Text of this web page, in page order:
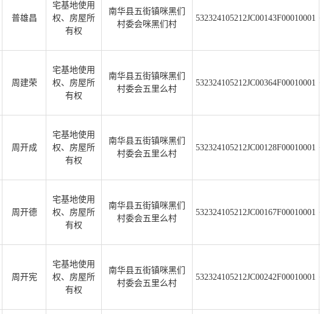
普雄昌
宅基地使用
权、房屋所
有权
南华县五街镇咪黑们
村委会咪黑们村
532324105212JC00143F00010001
周建荣
宅基地使用
权、房屋所
有权
南华县五街镇咪黑们
村委会五里么村
532324105212JC00364F00010001
周开成
宅基地使用
权、房屋所
有权
南华县五街镇咪黑们
村委会五里么村
532324105212JC00128F00010001
周开德
宅基地使用
权、房屋所
有权
南华县五街镇咪黑们
村委会五里么村
532324105212JC00167F00010001
周开宪
宅基地使用
权、房屋所
有权
南华县五街镇咪黑们
村委会五里么村
532324105212JC00242F00010001